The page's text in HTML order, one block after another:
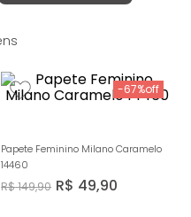
-67%
Papete Feminino Milano Caramelo
14460
R$149,90 R$ 49,90